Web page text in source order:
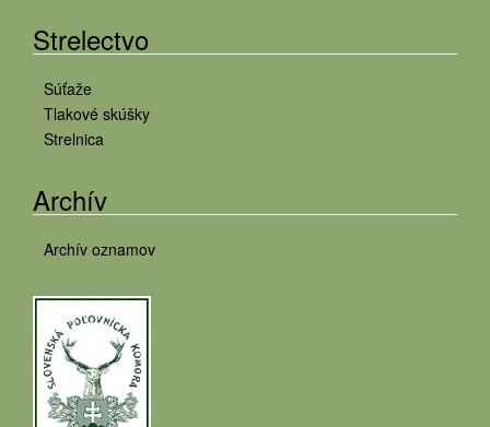
Strelectvo
Súťaže
Tlakové skúšky
Strelnica
Archív
Archív oznamov